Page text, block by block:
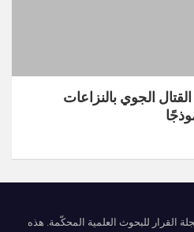
الجوي بالنزاعات
القرار للبحوث العلمية المحكّمة. هذه